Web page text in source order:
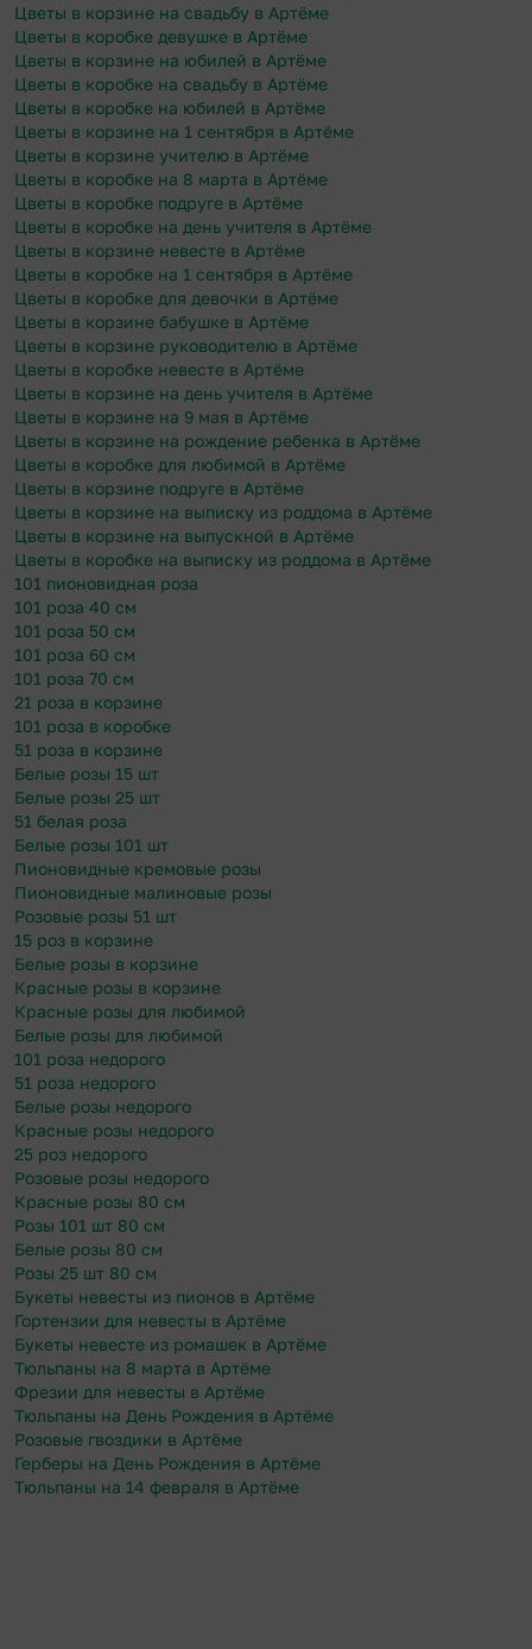
Цветы в корзине на свадьбу в Артёме
Цветы в коробке девушке в Артёме
Цветы в корзине на юбилей в Артёме
Цветы в коробке на свадьбу в Артёме
Цветы в коробке на юбилей в Артёме
Цветы в корзине на 1 сентября в Артёме
Цветы в корзине учителю в Артёме
Цветы в коробке на 8 марта в Артёме
Цветы в коробке подруге в Артёме
Цветы в коробке на день учителя в Артёме
Цветы в корзине невесте в Артёме
Цветы в коробке на 1 сентября в Артёме
Цветы в коробке для девочки в Артёме
Цветы в корзине бабушке в Артёме
Цветы в корзине руководителю в Артёме
Цветы в коробке невесте в Артёме
Цветы в корзине на день учителя в Артёме
Цветы в корзине на 9 мая в Артёме
Цветы в корзине на рождение ребенка в Артёме
Цветы в коробке для любимой в Артёме
Цветы в корзине подруге в Артёме
Цветы в корзине на выписку из роддома в Артёме
Цветы в корзине на выпускной в Артёме
Цветы в коробке на выписку из роддома в Артёме
101 пионовидная роза
101 роза 40 см
101 роза 50 см
101 роза 60 см
101 роза 70 см
21 роза в корзине
101 роза в коробке
51 роза в корзине
Белые розы 15 шт
Белые розы 25 шт
51 белая роза
Белые розы 101 шт
Пионовидные кремовые розы
Пионовидные малиновые розы
Розовые розы 51 шт
15 роз в корзине
Белые розы в корзине
Красные розы в корзине
Красные розы для любимой
Белые розы для любимой
101 роза недорого
51 роза недорого
Белые розы недорого
Красные розы недорого
25 роз недорого
Розовые розы недорого
Красные розы 80 см
Розы 101 шт 80 см
Белые розы 80 см
Розы 25 шт 80 см
Букеты невесты из пионов в Артёме
Гортензии для невесты в Артёме
Букеты невесте из ромашек в Артёме
Тюльпаны на 8 марта в Артёме
Фрезии для невесты в Артёме
Тюльпаны на День Рождения в Артёме
Розовые гвоздики в Артёме
Герберы на День Рождения в Артёме
Тюльпаны на 14 февраля в Артёме